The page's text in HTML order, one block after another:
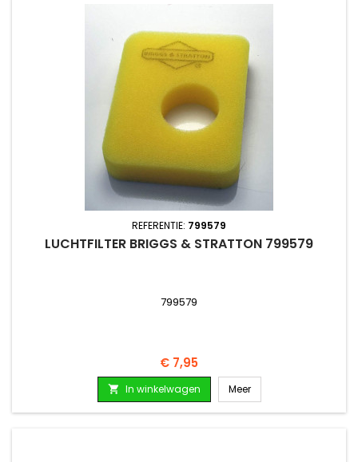
REFERENTIE: 799579
LUCHTFILTER BRIGGS & STRATTON 799579
799579
Prijs
€ 7,95
 In winkelwagen Meer